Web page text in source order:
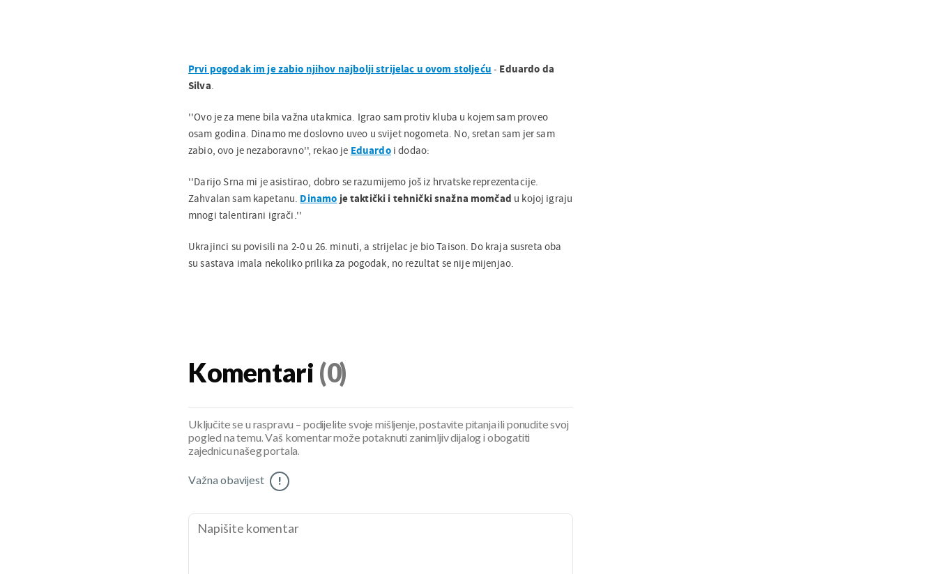
Prvi pogodak im je zabio njihov najbolji strijelac u ovom stoljeću - Eduardo da
Silva.
''Ovo je za mene bila važna utakmica. Igrao sam protiv kluba u kojem sam proveo
osam godina. Dinamo me doslovno uveo u svijet nogometa. No, sretan sam jer sam
zabio, ovo je nezaboravno'', rekao je Eduardoi dodao:
''Darijo Srna mi je asistirao, dobro se razumijemo još iz hrvatske reprezentacije.
Zahvalan sam kapetanu. Dinamo je taktički i tehnički snažna momčad u kojoj igraju
mnogi talentirani igrači.''
Ukrajinci su povisili na 2-0 u 26. minuti, a strijelac je bio Taison. Do kraja susreta oba
su sastava imala nekoliko prilika za pogodak, no rezultat se nije mijenjao.
Komentari (0)
Uključite se u raspravu – podijelite svoje mišljenje, postavite pitanja ili ponudite svoj
pogled na temu. Vaš komentar može potaknuti zanimljiv dijalog i obogatiti
zajednicu našeg portala.
Važna obavijest !